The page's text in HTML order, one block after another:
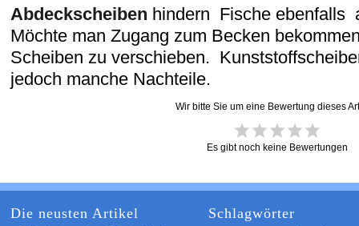
Abdeckscheiben hindern Fische ebenfalls
Möchte man Zugang zum Becken
Scheiben zu verschieben.
jedoch manche Nachteile.
Wir bitte Sie um eine Bewertung dieses
Es gibt noch keine Bewertungen
Die neusten Artikel Schlagwörter